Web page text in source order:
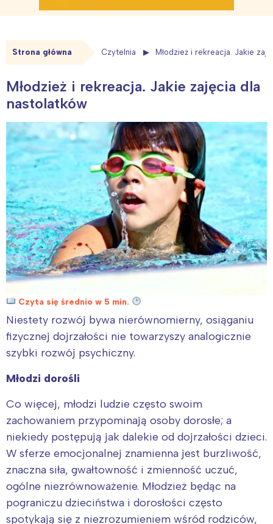
Strona główna Czytelnia Młodzież i rekreacja. Jakie
Młodzież i rekreacja. Jakie zajęcia dla
nastolatków
Czyta się średnio w 5 min.
Niestety rozwój bywa nierównomierny, osiąganiu
fizycznej dojrzałości nie towarzyszy analogicznie
szybki rozwój psychiczny.
Młodzi dorośli
Co więcej, młodzi ludzie często swoim
zachowaniem przypominają osoby dorosłe; a
niekiedy postępują jak dalekie od dojrzałości dzieci.
W sferze emocjonalnej znamienna jest burzliwość,
znaczna siła, gwałtowność i zmienność uczuć,
ogólne niezrównoważenie. Młodzież będąc na
pograniczu dzieciństwa i dorosłości często
spotykają się z niezrozumieniem wśród rodziców,